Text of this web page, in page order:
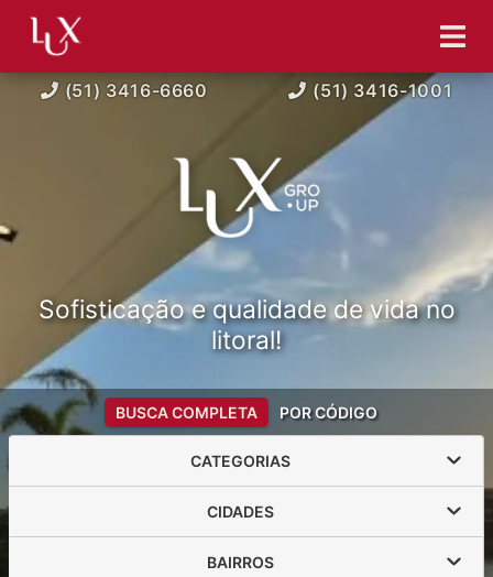
(51) 3416-6660 (51) 3416-1001
Sofisticação e qualidade de vida no
litoral!
BUSCA COMPLETA POR CÓDIGO
CATEGORIAS
CIDADES
BAIRROS